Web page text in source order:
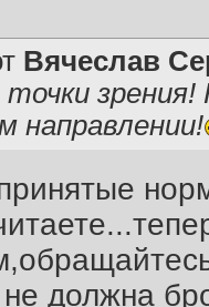
Вячеслав
направлении!
должна